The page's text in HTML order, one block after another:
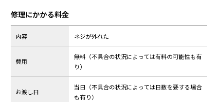
修理にかかる料金
内容 ネジが外れた
費用
無料（不具合の状況によっては有料の可能性も有
り）
お渡し日
当日（不具合の状況によっては日数を要する場合
も有り）